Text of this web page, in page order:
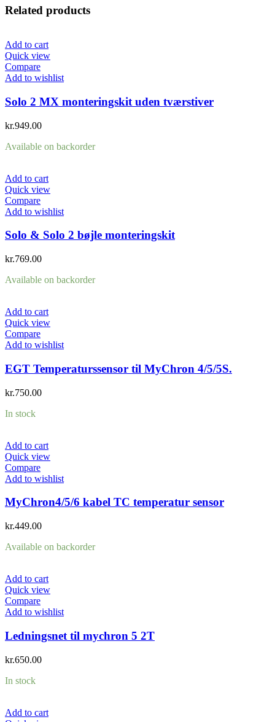
Related products
Add to cart
Quick view
Compare
Add to wishlist
Solo 2 MX monteringskit uden tværstiver
kr.949.00
Available on backorder
Add to cart
Quick view
Compare
Add to wishlist
Solo & Solo 2 bøjle monteringskit
kr.769.00
Available on backorder
Add to cart
Quick view
Compare
Add to wishlist
EGT Temperaturssensor til MyChron 4/5/5S.
kr.750.00
In stock
Add to cart
Quick view
Compare
Add to wishlist
MyChron4/5/6 kabel TC temperatur sensor
kr.449.00
Available on backorder
Add to cart
Quick view
Compare
Add to wishlist
Ledningsnet til mychron 5 2T
kr.650.00
In stock
Add to cart